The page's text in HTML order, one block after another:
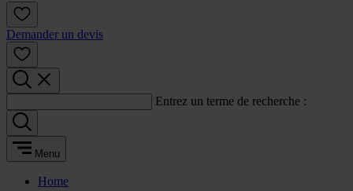
Demander un devis
Entrez un terme de recherche :
Menu
Home